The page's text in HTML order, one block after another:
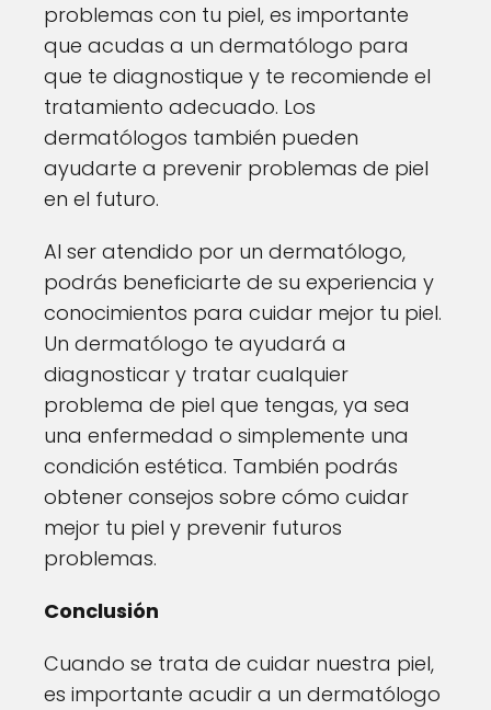
problemas con tu piel, es importante
que acudas a un dermatólogo para
que te diagnostique y te recomiende el
tratamiento adecuado. Los
dermatólogos también pueden
ayudarte a prevenir problemas de piel
en el futuro.
Al ser atendido por un dermatólogo,
podrás beneficiarte de su experiencia y
conocimientos para cuidar mejor tu piel.
Un dermatólogo te ayudará a
diagnosticar y tratar cualquier
problema de piel que tengas, ya sea
una enfermedad o simplemente una
condición estética. También podrás
obtener consejos sobre cómo cuidar
mejor tu piel y prevenir futuros
problemas.
Conclusión
Cuando se trata de cuidar nuestra piel,
es importante acudir a un dermatólogo